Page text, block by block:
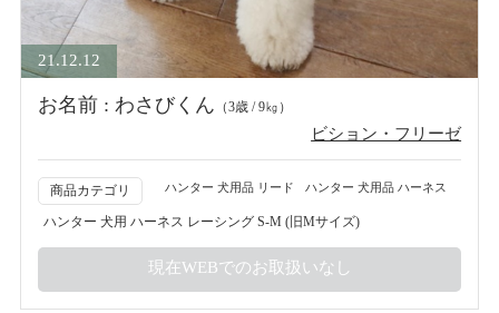
21.12.12
お名前 : わさびくん （3歳 / 9㎏）
ビション・フリーゼ
商品カテゴリ ハンター 犬用品 リード ハンター 犬用品 ハーネス
ハンター 犬用 ハーネス レーシング S-M (旧Mサイズ)